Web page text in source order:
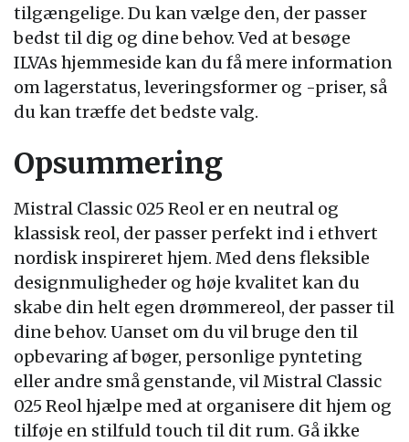
tilgængelige. Du kan vælge den, der passer
bedst til dig og dine behov. Ved at besøge
ILVAs hjemmeside kan du få mere information
om lagerstatus, leveringsformer og -priser, så
du kan træffe det bedste valg.
Opsummering
Mistral Classic 025 Reol er en neutral og
klassisk reol, der passer perfekt ind i ethvert
nordisk inspireret hjem. Med dens fleksible
designmuligheder og høje kvalitet kan du
skabe din helt egen drømmereol, der passer til
dine behov. Uanset om du vil bruge den til
opbevaring af bøger, personlige pynteting
eller andre små genstande, vil Mistral Classic
025 Reol hjælpe med at organisere dit hjem og
tilføje en stilfuld touch til dit rum. Gå ikke